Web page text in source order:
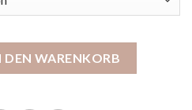
DEN WARENKORB